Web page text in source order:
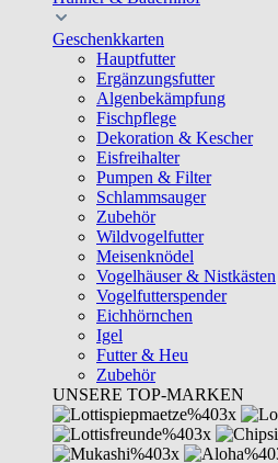
Geschenkkarten
Hauptfutter
Ergänzungsfutter
Algenbekämpfung
Fischpflege
Dekoration & Kescher
Eisfreihalter
Pumpen & Filter
Schlammsauger
Zubehör
Wildvogelfutter
Meisenknödel
Vogelhäuser & Nistkästen
Vogelfutterspender
Eichhörnchen
Igel
Futter & Heu
Zubehör
UNSERE TOP-MARKEN